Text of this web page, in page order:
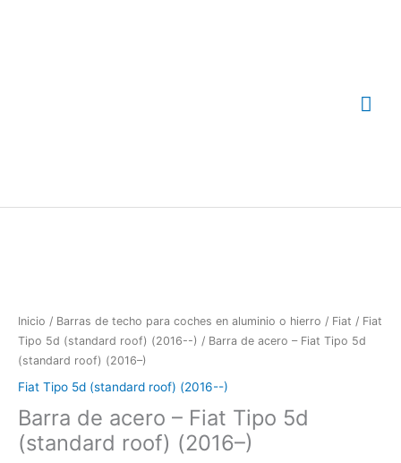
Inicio / Barras de techo para coches en aluminio o hierro / Fiat / Fiat
Tipo 5d (standard roof) (2016--) / Barra de acero – Fiat Tipo 5d
(standard roof) (2016–)
Fiat Tipo 5d (standard roof) (2016--)
Barra de acero – Fiat Tipo 5d
(standard roof) (2016–)
Tipo
5d
(standard
(2016-
-)
cantidad